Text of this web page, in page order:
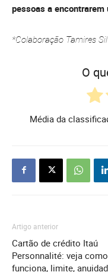
pessoas a
*Colaboração Tamires
O
Média da
Artigo anterior
Cartão de crédito Itaú
Personnalité: veja como
funciona, limite,